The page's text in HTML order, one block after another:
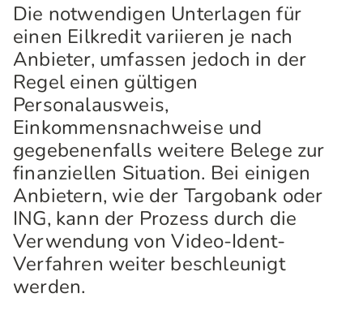
Die notwendigen Unterlagen für
einen Eilkredit variieren je nach
Anbieter, umfassen jedoch in der
Regel einen gültigen
Personalausweis,
Einkommensnachweise und
gegebenenfalls weitere Belege zur
finanziellen Situation. Bei einigen
Anbietern, wie der Targobank oder
ING, kann der Prozess durch die
Verwendung von Video-Ident-
Verfahren weiter beschleunigt
werden.